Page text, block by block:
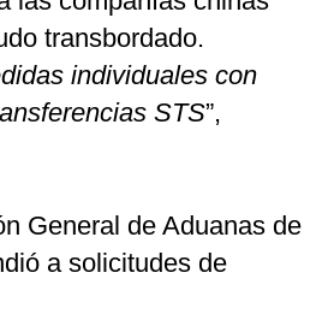
transbordado.
individuales con
STS”,
General de Aduanas de
a solicitudes de